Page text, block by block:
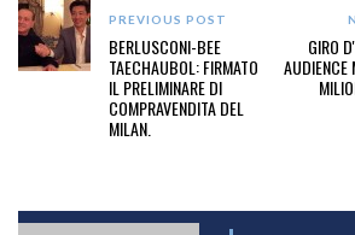
PREVIOUS POST
BERLUSCONI-BEE
TAECHAUBOL: FIRMATO
IL PRELIMINARE DI
COMPRAVENDITA DEL
MILAN.
GIRO